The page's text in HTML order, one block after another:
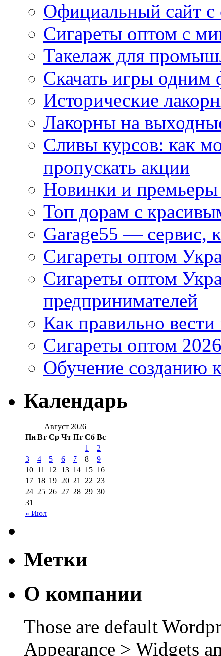
Официальный сайт
Сигареты оптом с
Такелаж для
Скачать игры одним
Исторические
Лакорны на
Сливы курсов: как
пропускать акции
Новинки и
Топ дорам с
Garage55 — сервис,
Сигареты оптом
Сигареты оптом
предпринимателей
Как правильно
Сигареты оптом
Обучение созданию
Календарь
Август 2026
Пн Вт Ср Чт Пт Сб Вс
« Июл
1
2
3
4 5 6 7 8
9
10 11 12 13 14 15 16
17 18 19 20 21 22 23
24 25 26 27 28 29 30
31
Метки
О компании
Those are default
Appearance > Widgets